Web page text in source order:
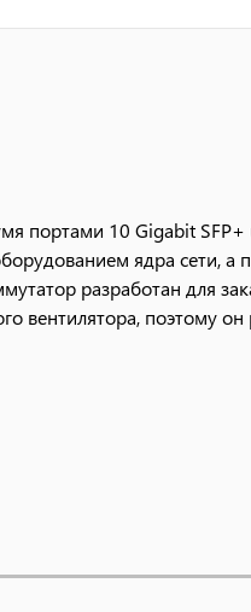
портами 10 Gigabit
ядра сети,
разработан для
вентилятора, поэтому